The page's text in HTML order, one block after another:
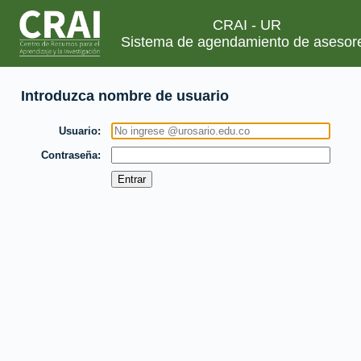
CRAI - UR
Sistema de agendamiento de
Introduzca nombre de usuario
Usuario
Contraseña